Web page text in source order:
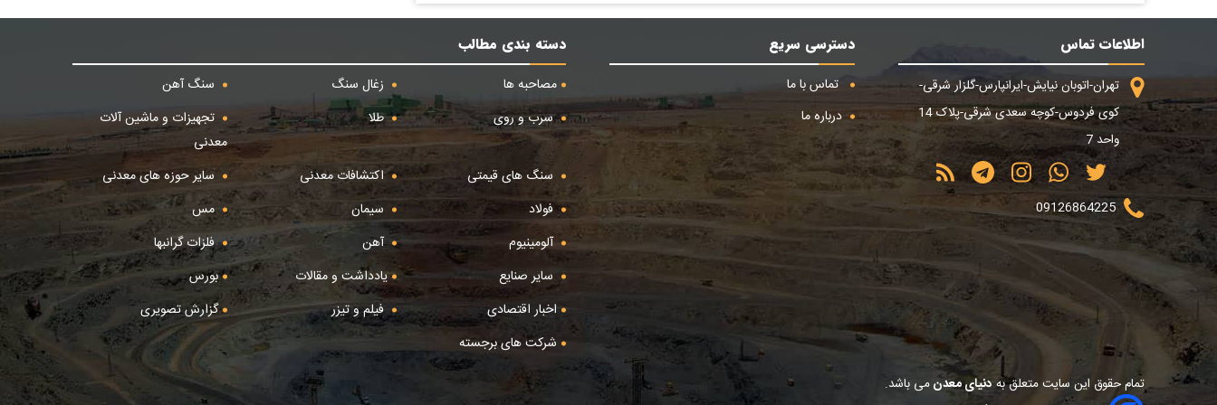
اطلاعات تماس
تهران-اتوبان نیایش-ایرانپارس-گلزار شرقی-
کوی فردوس-کوچه سعدی شرقی-پلاک 14
واحد 7
09126864225
دسترسی سریع
تماس با ما
درباره ما
دسته بندی مطالب
مصاحبه ها
زغال سنگ
سنگ آهن
سرب و روی
طلا
تجهیزات و ماشین آلات
معدنی
سنگ های قیمتی
اکتشافات معدنی
سایر حوزه های معدنی
فولاد
سیمان
مس
آلومینیوم
آهن
فلزات گرانبها
سایر صنایع
یادداشت و مقالات
بورس
اخبار اقتصادی
فیلم و تیزر
گزارش تصویری
شرکت های برجسته
تمام حقوق این سایت متعلق بهدنیای معدنمی باشد.